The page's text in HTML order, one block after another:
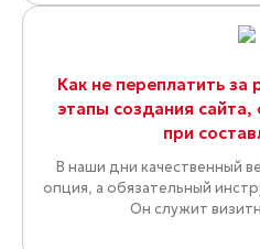
Как не переплатить
этапы создания
при
В наши дни качественный
опция, а обязательный
Он служит